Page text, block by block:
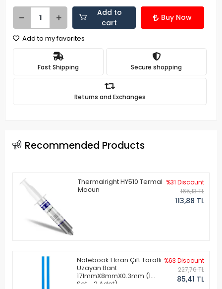
Add to
cart
Buy Now
Add to my favorites
Fast Shipping Secure shopping
Returns and Exchanges
Recommended Products
Thermalright HY510 Termal
Macun
%31 Discount
165,13 TL
113,88 TL
Notebook Ekran Çift Taraflı
Uzayan Bant
171mmX8mmX0.3mm (1
Set - 2 Adet)
%63 Discount
227,76 TL
85,41 TL